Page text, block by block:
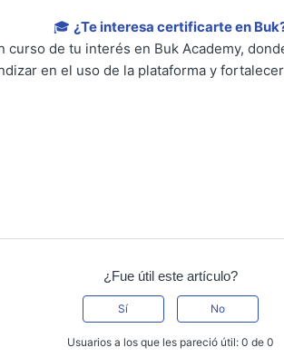
🎓 ¿Te interesa certificarte en
curso de tu interés en Buk Academy,
en el uso de la plataforma y
¿Fue útil este artículo?
Sí No
Usuarios a los que les pareció útil: 0 de 0